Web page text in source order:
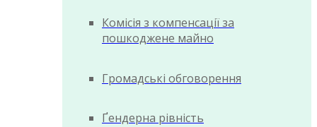
Комісія з компенсації за
пошкоджене майно
Громадські обговорення
Ґендерна рівність